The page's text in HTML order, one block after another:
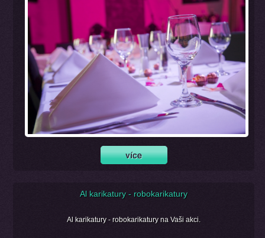
Al karikatury - robokarikatury
Al karikatury - robokarikatury na Vaši akci.